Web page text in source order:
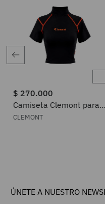
$ 270.000
Camiseta Clemont para
Mujer 12130501
CLEMONT
ÚNETE A NUESTRO